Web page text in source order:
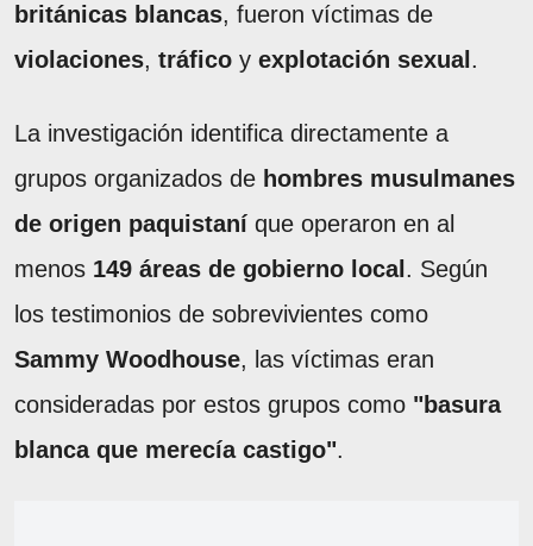
británicas blancas, fueron víctimas de
violaciones, tráfico y explotación sexual .
La investigación identifica directamente a
grupos organizados de hombres musulmanes
de origen paquistaní que operaron en al
menos 149 áreas de gobierno local . Según
los testimonios de sobrevivientes como
Sammy Woodhouse, las víctimas eran
consideradas por estos grupos como "basura
blanca que merecía castigo".